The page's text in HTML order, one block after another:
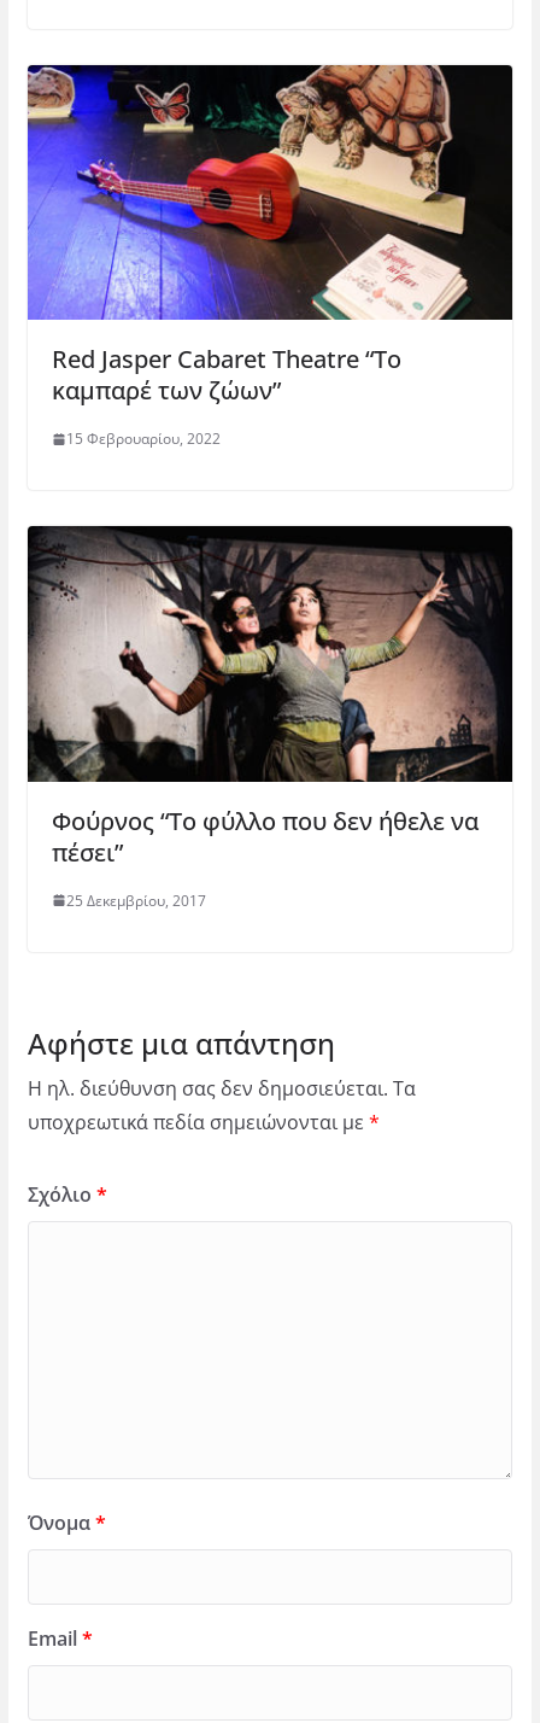
Red Jasper Cabaret Theatre “Το
καμπαρέ των ζώων”
15 Φεβρουαρίου, 2022
Φούρνος “Το φύλλο που δεν ήθελε να
πέσει”
25 Δεκεμβρίου, 2017
Αφήστε μια απάντηση
Η ηλ. διεύθυνση σας δεν δημοσιεύεται. Τα
υποχρεωτικά πεδία σημειώνονται με *
Σχόλιο *
Όνομα*
Email*